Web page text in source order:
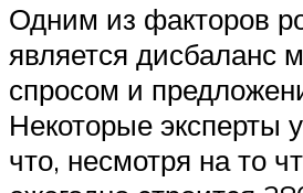
Одним из факторов
является дисбаланс
спросом и
Некоторые эксперты
что, несмотря на то